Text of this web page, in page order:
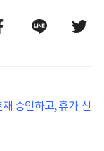
승인하고, 휴가 신